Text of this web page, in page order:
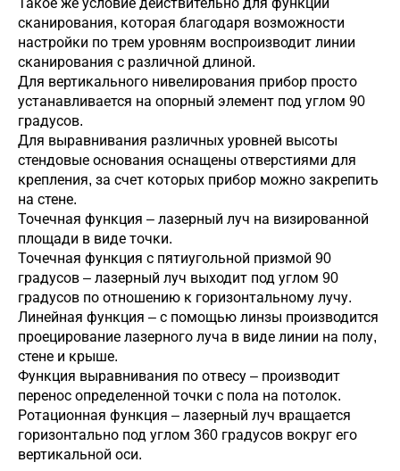
Такое же условие действительно для функции
сканирования, которая благодаря возможности
настройки по трем уровням воспроизводит линии
сканирования с различной длиной.
Для вертикального нивелирования прибор просто
устанавливается на опорный элемент под углом 90
градусов.
Для выравнивания различных уровней высоты
стендовые основания оснащены отверстиями для
крепления, за счет которых прибор можно закрепить
на стене.
Точечная функция – лазерный луч на визированной
площади в виде точки.
Точечная функция с пятиугольной призмой 90
градусов – лазерный луч выходит под углом 90
градусов по отношению к горизонтальному лучу.
Линейная функция – с помощью линзы производится
проецирование лазерного луча в виде линии на полу,
стене и крыше.
Функция выравнивания по отвесу – производит
перенос определенной точки с пола на потолок.
Ротационная функция – лазерный луч вращается
горизонтально под углом 360 градусов вокруг его
вертикальной оси.